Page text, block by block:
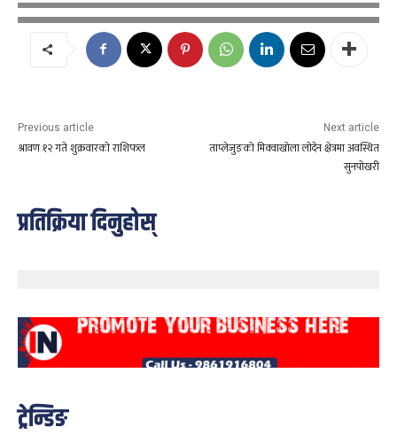
Previous article
श्रावण १२ गते शुक्रवारको राशिफल
Next article
ताप्लेजुङको मिक्वाखोला लोदेन क्षेत्रमा अवस्थित
सुनपोखरी
प्रतिक्रिया दिनुहोस्
ट्रेन्डिङ